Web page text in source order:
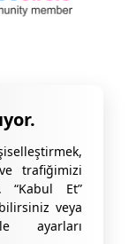
trafiğimizi
“Kabul Et”
veya
ayarları
Bilgilendirme